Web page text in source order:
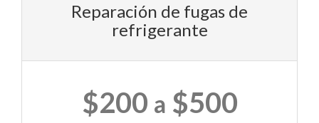
Reparación de fugas de
refrigerante
$200 a $500